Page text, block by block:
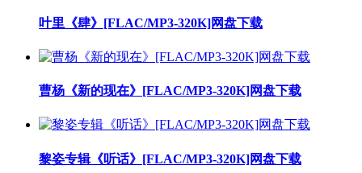
叶里《肆》[FLAC/MP3-320K]网盘下载
曹杨《新的现在》[FLAC/MP3-320K]网盘下载
黎姿专辑《听话》[FLAC/MP3-320K]网盘下载